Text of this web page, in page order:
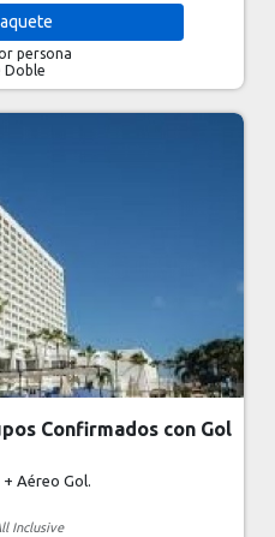
persona
Doble
Confirmados con Gol
Aéreo Gol.
Inclusive